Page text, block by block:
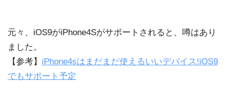
元々、iOS9がiPhone4Sがサポートされると、噂はあり
ました。
【参考】 iPhone4sはまだまだ使えるいいデバイス!iOS9
でもサポート予定